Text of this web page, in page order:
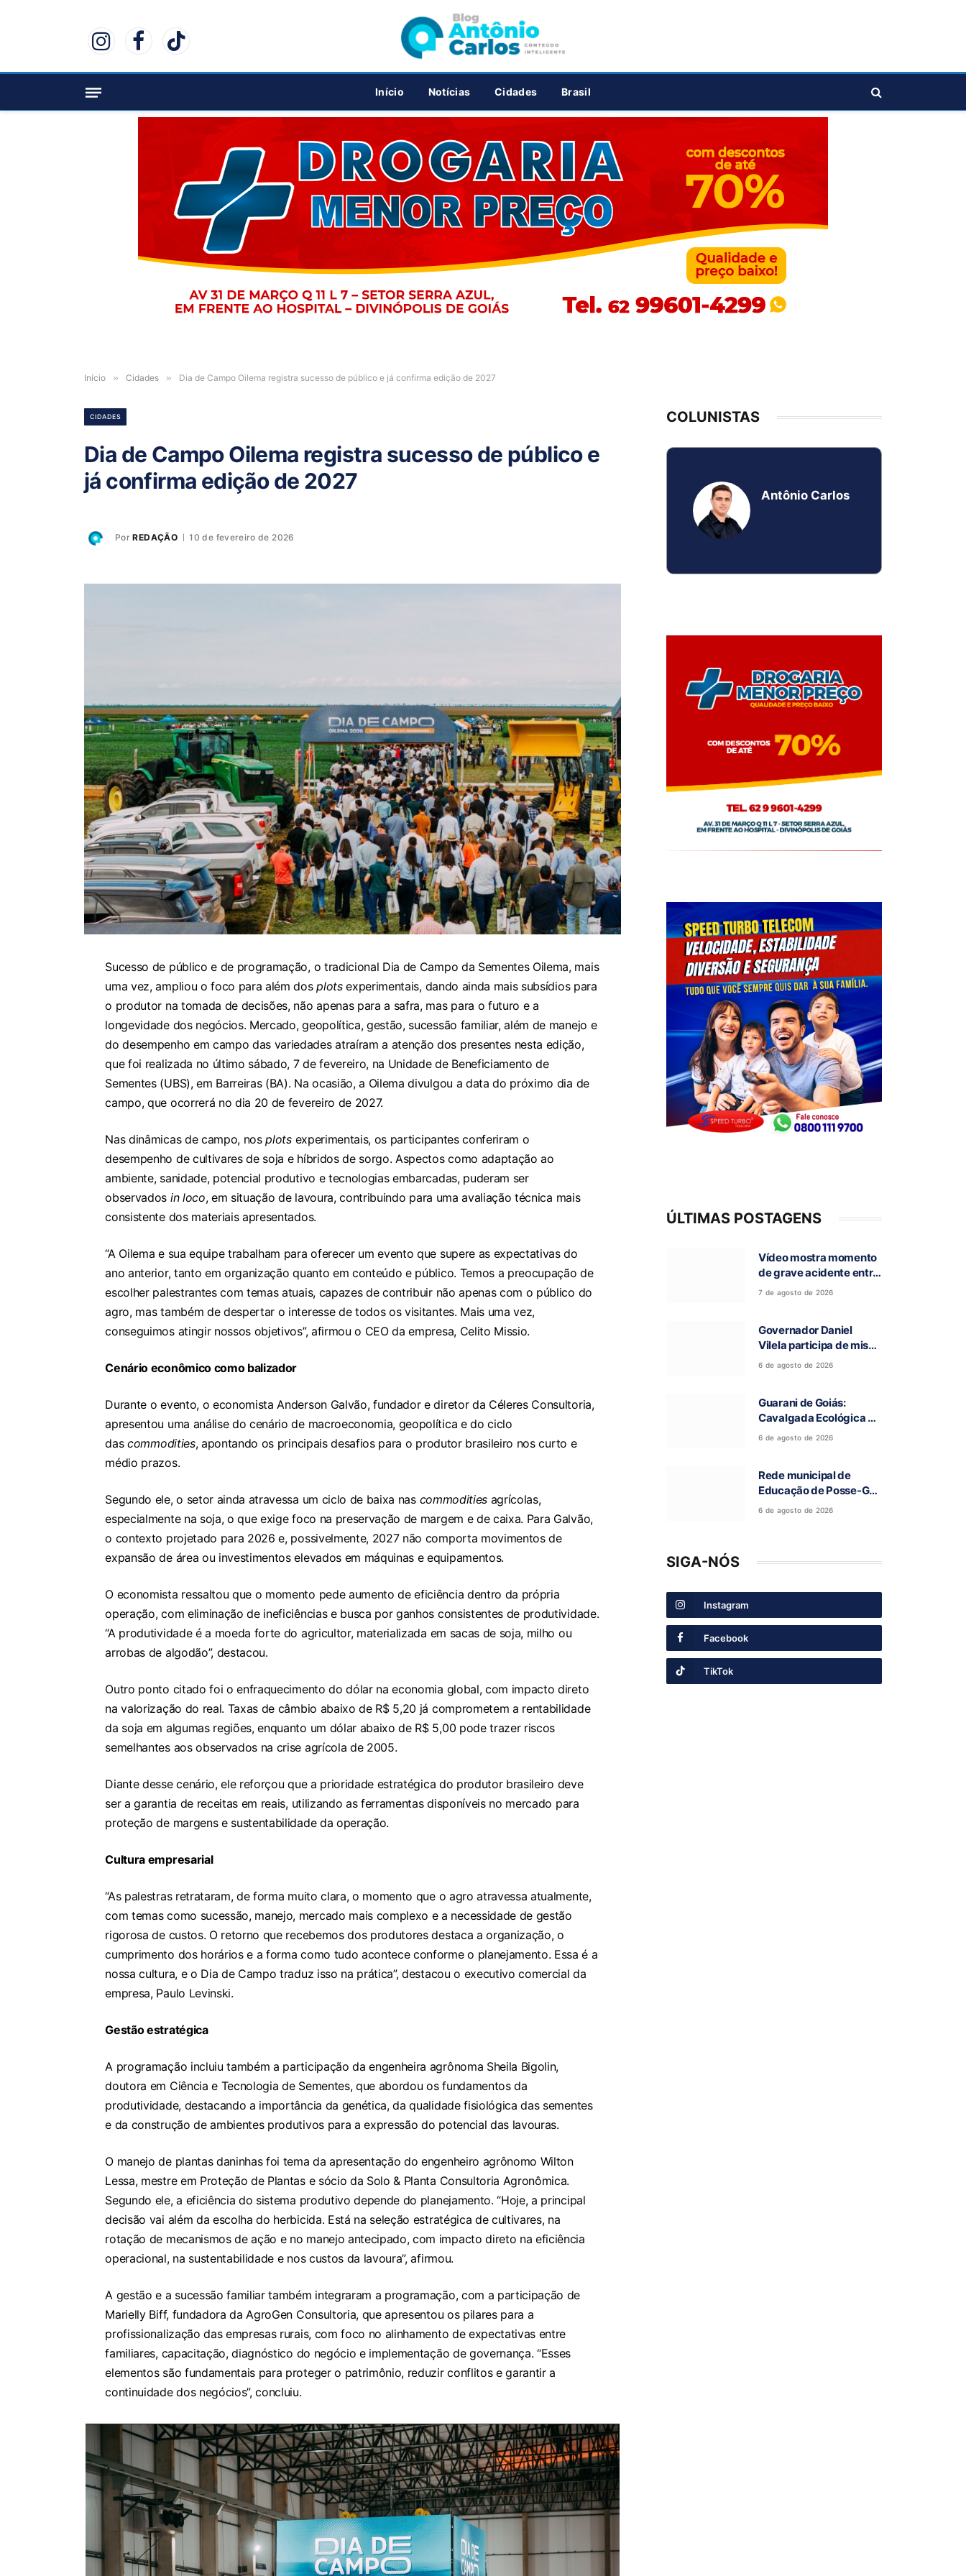
InstagramFacebookTikTok
Início Notícias Cidades Brasil
PUBLICIDADE
Início » Cidades » Dia de Campo Oilema registra sucesso de público e já confirma edição de 2027
CIDADES
Dia de Campo Oilema registra sucesso de público e
já confirma edição de 2027
Por REDAÇÃO 10 de fevereiro de 2026
Sucesso de público e de programação, o tradicional Dia de Campo da Sementes Oilema, mais
uma vez, ampliou o foco para além dosplotsexperimentais, dando ainda mais subsídios para
o produtor na tomada de decisões, não apenas para a safra, mas para o futuro e a
longevidade dos negócios. Mercado, geopolítica, gestão, sucessão familiar, além de manejo e
do desempenho em campo das variedades atraíram a atenção dos presentes nesta edição,
que foi realizada no último sábado, 7 de fevereiro, na Unidade de Beneficiamento de
Sementes (UBS), em Barreiras (BA). Na ocasião, a Oilema divulgou a data do próximo dia de
campo, que ocorrerá no dia 20 de fevereiro de 2027.
Nas dinâmicas de campo, nosplotsexperimentais, os participantes conferiram o
desempenho de cultivares de soja e híbridos de sorgo. Aspectos como adaptação ao
ambiente, sanidade, potencial produtivo e tecnologias embarcadas, puderam ser
observados in loco, em situação de lavoura, contribuindo para uma avaliação técnica mais
consistente dos materiais apresentados.
“A Oilema e sua equipe trabalham para oferecer um evento que supere as expectativas do
ano anterior, tanto em organização quanto em conteúdo e público. Temos a preocupação de
escolher palestrantes com temas atuais, capazes de contribuir não apenas com o público do
agro, mas também de despertar o interesse de todos os visitantes. Mais uma vez,
conseguimos atingir nossos objetivos”, afirmou o CEO da empresa, Celito Missio.
Cenário econômico como balizador
Durante o evento, o economista Anderson Galvão, fundador e diretor da Céleres Consultoria,
apresentou uma análise do cenário de macroeconomia, geopolítica e do ciclo
dascommodities, apontando os principais desafios para o produtor brasileiro nos curto e
médio prazos.
Segundo ele, o setor ainda atravessa um ciclo de baixa nas commoditiesagrícolas,
especialmente na soja, o que exige foco na preservação de margem e de caixa. Para Galvão,
o contexto projetado para 2026 e, possivelmente, 2027 não comporta movimentos de
expansão de área ou investimentos elevados em máquinas e equipamentos.
O economista ressaltou que o momento pede aumento de eficiência dentro da própria
operação, com eliminação de ineficiências e busca por ganhos consistentes de produtividade.
“A produtividade é a moeda forte do agricultor, materializada em sacas de soja, milho ou
arrobas de algodão”, destacou.
Outro ponto citado foi o enfraquecimento do dólar na economia global, com impacto direto
na valorização do real. Taxas de câmbio abaixo de R$ 5,20 já comprometem a rentabilidade
da soja em algumas regiões, enquanto um dólar abaixo de R$ 5,00 pode trazer riscos
semelhantes aos observados na crise agrícola de 2005.
Diante desse cenário, ele reforçou que a prioridade estratégica do produtor brasileiro deve
ser a garantia de receitas em reais, utilizando as ferramentas disponíveis no mercado para
proteção de margens e sustentabilidade da operação.
Cultura empresarial
“As palestras retrataram, de forma muito clara, o momento que o agro atravessa atualmente,
com temas como sucessão, manejo, mercado mais complexo e a necessidade de gestão
rigorosa de custos. O retorno que recebemos dos produtores destaca a organização, o
cumprimento dos horários e a forma como tudo acontece conforme o planejamento. Essa é a
nossa cultura, e o Dia de Campo traduz isso na prática”, destacou o executivo comercial da
empresa, Paulo Levinski.
Gestão estratégica
A programação incluiu também a participação da engenheira agrônoma Sheila Bigolin,
doutora em Ciência e Tecnologia de Sementes, que abordou os fundamentos da
produtividade, destacando a importância da genética, da qualidade fisiológica das sementes
e da construção de ambientes produtivos para a expressão do potencial das lavouras.
O manejo de plantas daninhas foi tema da apresentação do engenheiro agrônomo Wilton
Lessa, mestre em Proteção de Plantas e sócio da Solo & Planta Consultoria Agronômica.
Segundo ele, a eficiência do sistema produtivo depende do planejamento. “Hoje, a principal
decisão vai além da escolha do herbicida. Está na seleção estratégica de cultivares, na
rotação de mecanismos de ação e no manejo antecipado, com impacto direto na eficiência
operacional, na sustentabilidade e nos custos da lavoura”, afirmou.
A gestão e a sucessão familiar também integraram a programação, com a participação de
Marielly Biff, fundadora da AgroGen Consultoria, que apresentou os pilares para a
profissionalização das empresas rurais, com foco no alinhamento de expectativas entre
familiares, capacitação, diagnóstico do negócio e implementação de governança. “Esses
elementos são fundamentais para proteger o patrimônio, reduzir conflitos e garantir a
continuidade dos negócios”, concluiu.
COLUNISTAS
Antônio Carlos
ÚLTIMAS POSTAGENS
Vídeo mostra momento
de grave acidente entre
ônibus e caminhão que
7 de agosto de 2026
Governador Daniel
Vilela participa de missa
e visita caverna durante
Ronca
6 de agosto de 2026
Guarani de Goiás:
Cavalgada Ecológica da
Fé reúne grande público
6 de agosto de 2026
Rede municipal de
Educação de Posse-GO
atinge resultado
6 de agosto de 2026
SIGA-NÓS
Instagram
Facebook
TikTok